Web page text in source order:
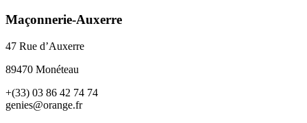
Maçonnerie-Auxerre
47 Rue d’Auxerre
89470 Monéteau
+(33) 03 86 42 74 74
genies@orange.fr